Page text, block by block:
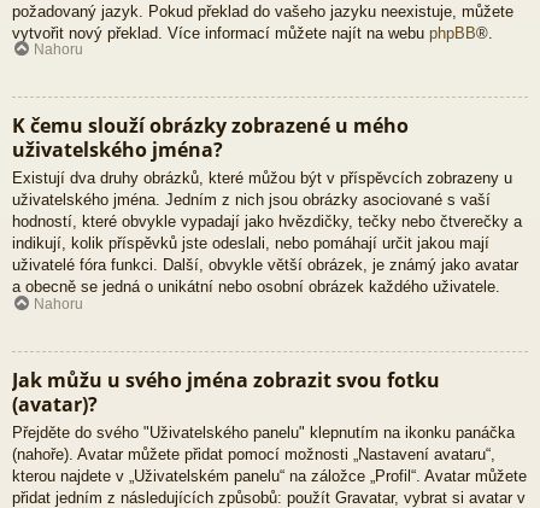
požadovaný jazyk. Pokud překlad do vašeho jazyku neexistuje, můžete
vytvořit nový překlad. Více informací můžete najít na webu phpBB®.
Nahoru
K čemu slouží obrázky zobrazené u mého
uživatelského jména?
Existují dva druhy obrázků, které můžou být v příspěvcích zobrazeny u
uživatelského jména. Jedním z nich jsou obrázky asociované s vaší
hodností, které obvykle vypadají jako hvězdičky, tečky nebo čtverečky a
indikují, kolik příspěvků jste odeslali, nebo pomáhají určit jakou mají
uživatelé fóra funkci. Další, obvykle větší obrázek, je známý jako avatar
a obecně se jedná o unikátní nebo osobní obrázek každého uživatele.
Nahoru
Jak můžu u svého jména zobrazit svou fotku
(avatar)?
Přejděte do svého "Uživatelského panelu" klepnutím na ikonku panáčka
(nahoře). Avatar můžete přidat pomocí možnosti „Nastavení avataru“,
kterou najdete v „Uživatelském panelu“ na záložce „Profil“. Avatar můžete
přidat jedním z následujících způsobů: použít Gravatar, vybrat si avatar v